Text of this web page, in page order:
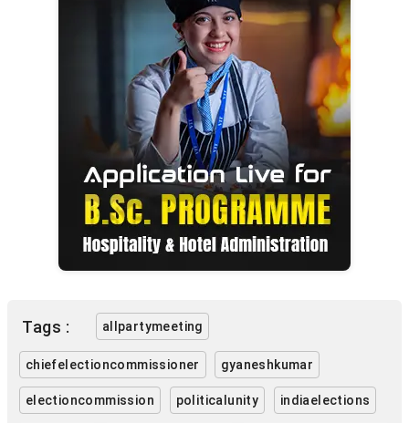
Tags : allpartymeeting
chiefelectioncommissioner gyaneshkumar
electioncommission politicalunity indiaelections